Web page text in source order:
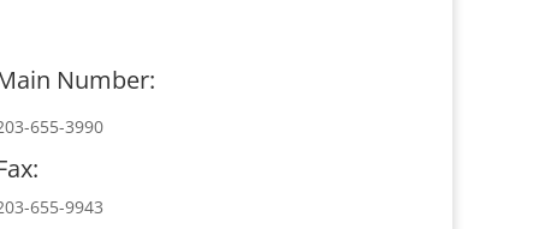
Number:
655-3990
655-9943